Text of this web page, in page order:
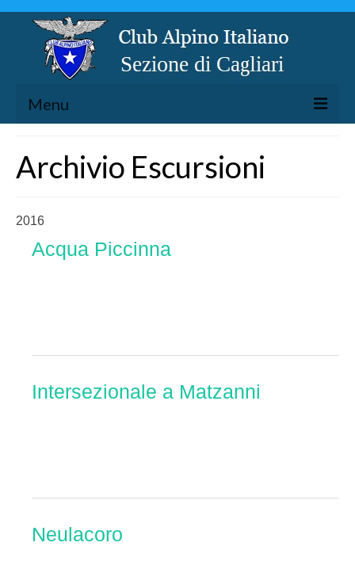
Menu
ESCURSIONISMO
ARRAMPICATA
CICLOESCURSIONISMO
Archivio Escursioni
2016
Acqua Piccinna
Intersezionale a Matzanni
Neulacoro